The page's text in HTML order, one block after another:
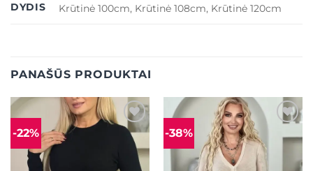
DYDIS Krūtinė 100cm, Krūtinė 108cm, Krūtinė 120cm
PANAŠŪS PRODUKTAI
-22% Mėgstamiausias -38% Mėgstamiausias